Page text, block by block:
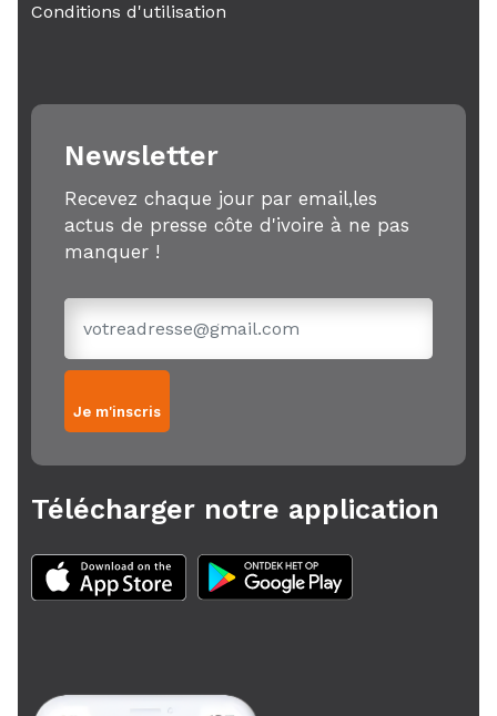
Conditions d'utilisation
Newsletter
Recevez chaque jour par email,les
actus de presse côte d'ivoire à ne pas
manquer !
Je m'inscris
Télécharger notre application